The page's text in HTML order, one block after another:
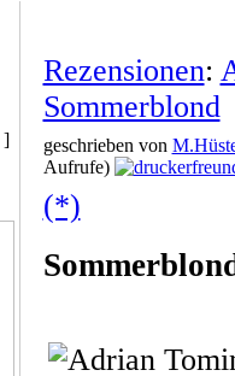
]
Rezensionen:
Sommerblond
geschrieben von
Aufrufe)
(*)